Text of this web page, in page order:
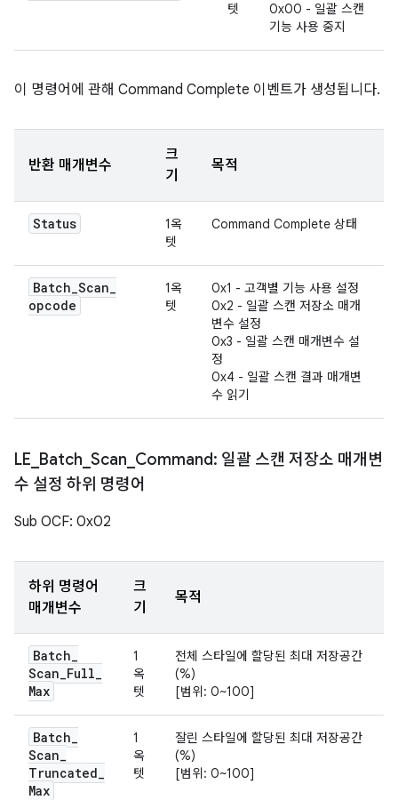
텟
0x00 - 일괄 스캔
기능 사용 중지
이 명령어에 관해 Command Complete 이벤트가 생성됩니다.
반환 매개변수
크
기
목적
Status
1옥
텟
Command Complete 상태
Batch_Scan_
opcode
1옥
텟
0x1 - 고객별 기능 사용 설정
0x2 - 일괄 스캔 저장소 매개
변수 설정
0x3 - 일괄 스캔 매개변수 설
정
0x4 - 일괄 스캔 결과 매개변
수 읽기
LE Batch Scan Command: 일괄 스캔 저장소 매개변
수 설정 하위 명령어
Sub OCF: 0x02
하위 명령어
매개변수
크
기
목적
Batch_
Scan_Full_
Max
1
옥
텟
전체 스타일에 할당된 최대 저장공간
(%)
[범위: 0~100]
Batch_
Scan_
Truncated_
Max
1
옥
텟
잘린 스타일에 할당된 최대 저장공간
(%)
[범위: 0~100]